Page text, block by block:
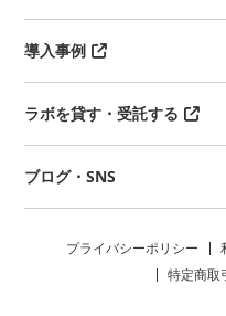
導入事例
ラボを貸す・受託する
ブログ・SNS
プライバシーポリシー
特定商取